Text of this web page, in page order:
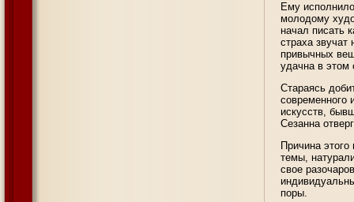
Ему
молодому
начал писать
страха звучат
привычных
удачна в этом
Стараясь
современного
искусств,
Сезанна
Причина
темы,
свое
поры.